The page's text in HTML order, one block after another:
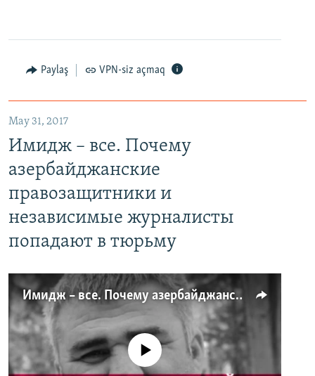
Paylaş VPN-siz açmaq
May 31, 2017
Имидж – все. Почему
азербайджанские
правозащитники и
независимые журналисты
попадают в тюрьму
Имидж – все. Почему азербайджанские правозащитники и независимые журналисты попадают в тюрьму
No media source currently available